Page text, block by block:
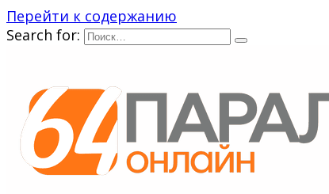
Перейти к содержанию
Search for: